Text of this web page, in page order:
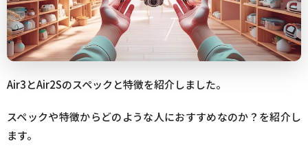
Air3とAir2Sのスペックと特徴を紹介しました。
スペックや特徴からどのような人におすすめなのか？を紹介し
ます。